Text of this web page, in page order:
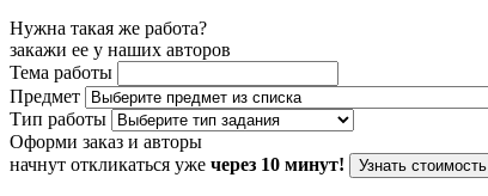
Нужна такая же работа?
закажи ее у наших авторов
Тема работы
Предмет
Тип работы
Оформи заказ и авторы
начнут откликаться уже через 10 минут! Узнать стоимость